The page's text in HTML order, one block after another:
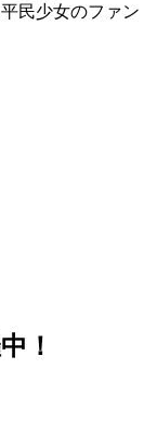
民少女のファン
！